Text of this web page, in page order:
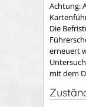
Achtung:
Die
erneuert
mit dem